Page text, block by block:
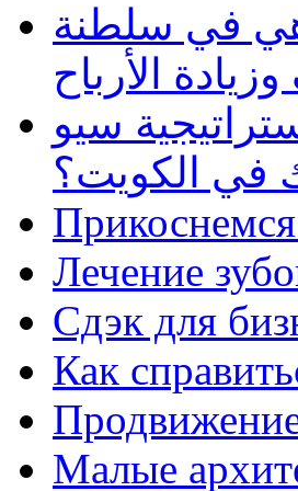
في سلطنة
الأرباح
سيو
في الكويت؟
Лечение
Сдэк для
Как
Малые